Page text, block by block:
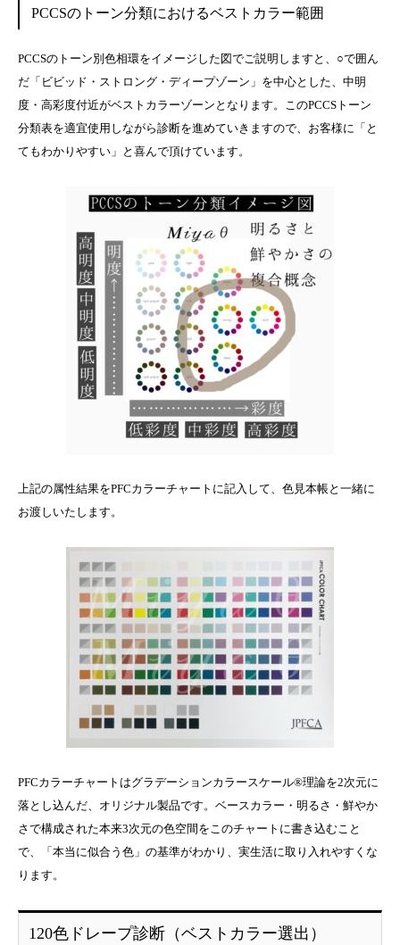
PCCSのトーン分類におけるベストカラー範囲
PCCSのトーン別色相環をイメージした図でご説明しますと、○で囲ん
だ「ビビッド・ストロング・ディープゾーン」を中心とした、中明
度・高彩度付近がベストカラーゾーンとなります。このPCCSトーン
分類表を適宜使用しながら診断を進めていきますので、お客様に「と
てもわかりやすい」と喜んで頂けています。
上記の属性結果をPFCカラーチャートに記入して、色見本帳と一緒に
お渡しいたします。
PFCカラーチャートはグラデーションカラースケール®理論を2次元に
落とし込んだ、オリジナル製品です。ベースカラー・明るさ・鮮やか
さで構成された本来3次元の色空間をこのチャートに書き込むこと
で、「本当に似合う色」の基準がわかり、実生活に取り入れやすくな
ります。
120色ドレープ診断（ベストカラー選出）